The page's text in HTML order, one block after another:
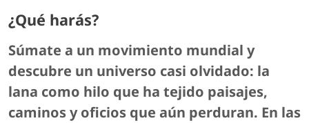
¿Qué harás?
Súmate a un movimiento mundial y
descubre un universo casi olvidado: la
lana como hilo que ha tejido paisajes,
caminos y oficios que aún perduran. En las